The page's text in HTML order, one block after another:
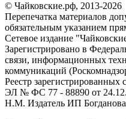
© Чайковские.рф, 2013-2026
Перепечатка материалов
обязательным указанием
Сетевое издание
Зарегистрировано в
связи, информационных
коммуникаций
Реестр
ЭЛ № ФС 77 - 88890 от
Н.М. Издатель ИП